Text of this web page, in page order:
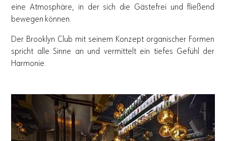
eine Atmosphäre, in der sich die Gästefrei und fließend
bewegen können.
Der Brooklyn Club mit seinem Konzept organischer Formen
spricht alle Sinne an und vermittelt ein tiefes Gefühl der
Harmonie.